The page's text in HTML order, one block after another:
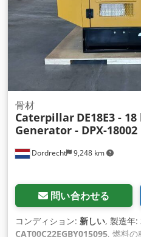
Dordrecht 9,248 km
骨材
Caterpillar DE18E3 -
Generator - DPX-18002
問い合わせる
コンディション: 新しい, 製造年:
CAT00C22EGBY015095, 燃料の